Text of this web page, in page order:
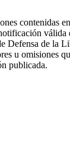
contenidas
válida
Defensa de la
u omisiones
publicada.